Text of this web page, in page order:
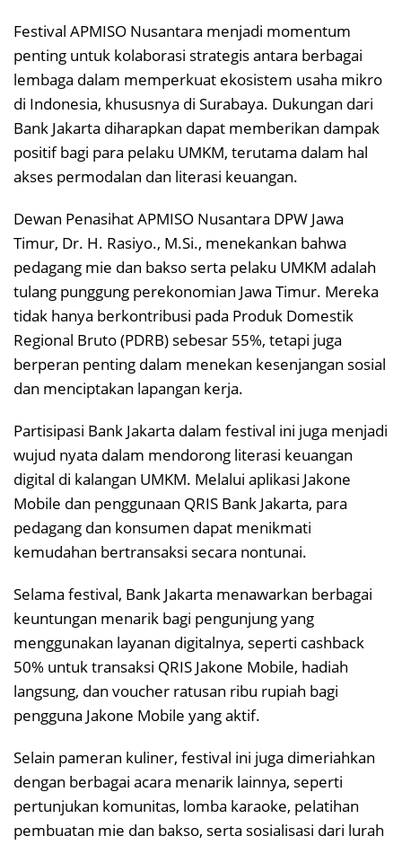
Festival APMISO Nusantara menjadi momentum
penting untuk kolaborasi strategis antara berbagai
lembaga dalam memperkuat ekosistem usaha mikro
di Indonesia, khususnya di Surabaya. Dukungan dari
Bank Jakarta diharapkan dapat memberikan dampak
positif bagi para pelaku UMKM, terutama dalam hal
akses permodalan dan literasi keuangan.
Dewan Penasihat APMISO Nusantara DPW Jawa
Timur, Dr. H. Rasiyo., M.Si., menekankan bahwa
pedagang mie dan bakso serta pelaku UMKM adalah
tulang punggung perekonomian Jawa Timur. Mereka
tidak hanya berkontribusi pada Produk Domestik
Regional Bruto (PDRB) sebesar 55%, tetapi juga
berperan penting dalam menekan kesenjangan sosial
dan menciptakan lapangan kerja.
Partisipasi Bank Jakarta dalam festival ini juga menjadi
wujud nyata dalam mendorong literasi keuangan
digital di kalangan UMKM. Melalui aplikasi Jakone
Mobile dan penggunaan QRIS Bank Jakarta, para
pedagang dan konsumen dapat menikmati
kemudahan bertransaksi secara nontunai.
Selama festival, Bank Jakarta menawarkan berbagai
keuntungan menarik bagi pengunjung yang
menggunakan layanan digitalnya, seperti cashback
50% untuk transaksi QRIS Jakone Mobile, hadiah
langsung, dan voucher ratusan ribu rupiah bagi
pengguna Jakone Mobile yang aktif.
Selain pameran kuliner, festival ini juga dimeriahkan
dengan berbagai acara menarik lainnya, seperti
pertunjukan komunitas, lomba karaoke, pelatihan
pembuatan mie dan bakso, serta sosialisasi dari lurah